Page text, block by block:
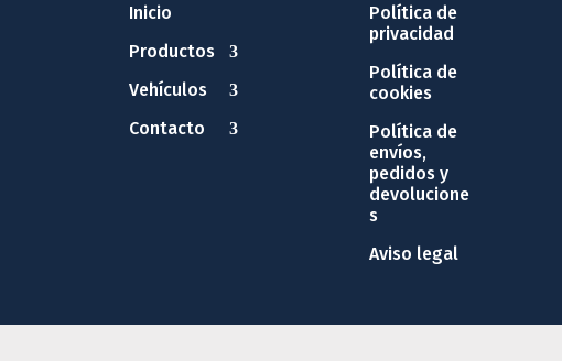
Inicio
Productos
Vehículos
Contacto
Política de
privacidad
Política de
cookies
Política de
envíos,
pedidos y
devolucione
s
Aviso legal